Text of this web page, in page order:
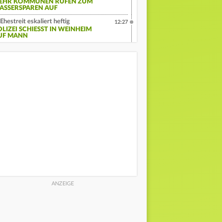
KOMMUNEN RUFEN ZUM
AUF
Ehestreit eskaliert heftig
SCHIESST IN WEINHEIM A
MANN
12:27